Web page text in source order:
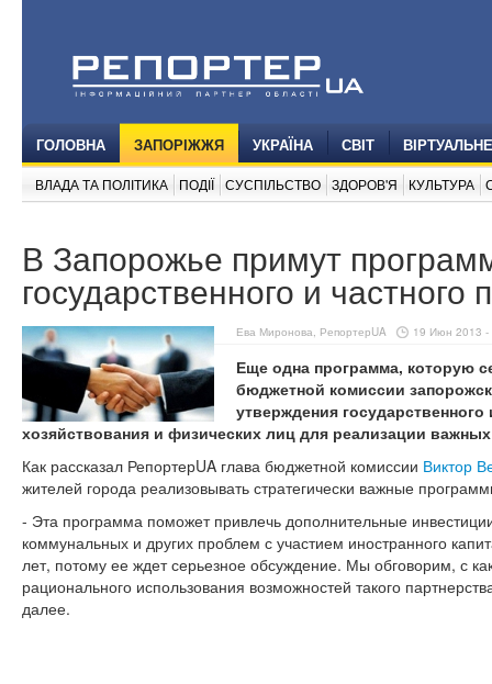
ГОЛОВНА ЗАПОРІЖЖЯ УКРАЇНА СВІТ
ВЛАДА ТА ПОЛІТИКА ПОДІЇ СУСПІЛЬСТВО ЗДОРОВ'Я КУЛЬТУРА
В Запорожье примут
государственного и частного
Ева Миронова, РепортерUA 19 Июн 2013 -
Еще одна программа, которую
бюджетной комиссии
утверждения
хозяйствования и физических лиц для реализации
Как рассказал РепортерUA глава бюджетной комиссии Виктор
жителей города реализовывать стратегически важные
- Эта программа поможет привлечь дополнительные
коммунальных и других проблем с участием иностранного
лет, потому ее ждет серьезное обсуждение. Мы обговорим, с
рационального использования возможностей такого
далее.